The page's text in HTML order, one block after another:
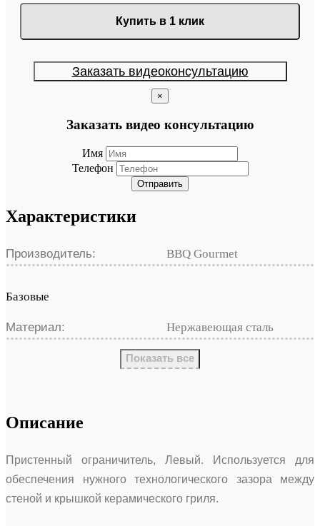
Купить в 1 клик
Заказать видеоконсультацию
×
Заказать видео консультацию
Имя
Телефон
Отправить
Характеристики
Производитель: BBQ Gourmet
Базовые
Материал: Нержавеющая сталь
Показать все
Описание
Пристенный ограничитель, Левый. Используется для
обеспечения нужного технологического зазора между
стеной и крышкой керамического гриля.